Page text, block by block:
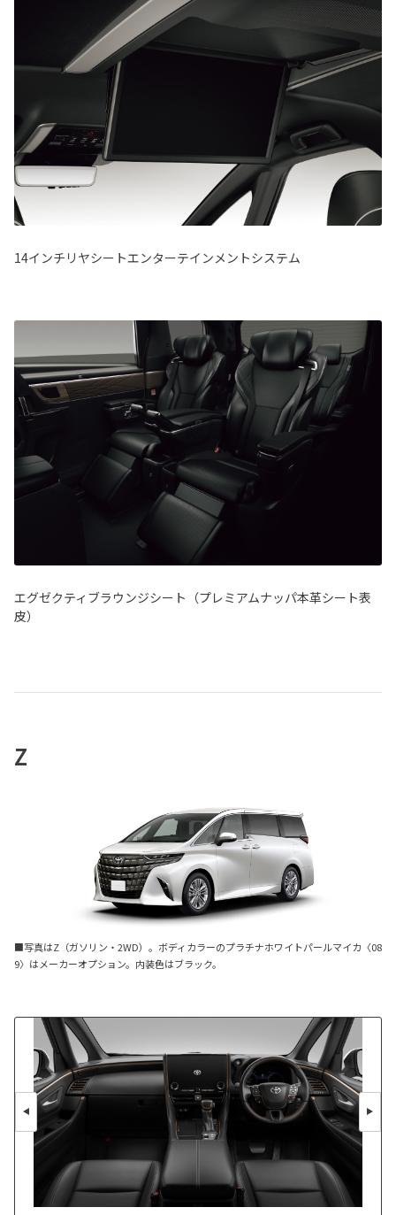
14インチリヤシートエンターテインメントシステム
エグゼクティブラウンジシート（プレミアムナッパ本革シート表
皮）
Z
■写真はZ（ガソリン・2WD）。ボディカラーのプラチナホワイトパールマイカ〈08
9〉はメーカーオプション。内装色はブラック。